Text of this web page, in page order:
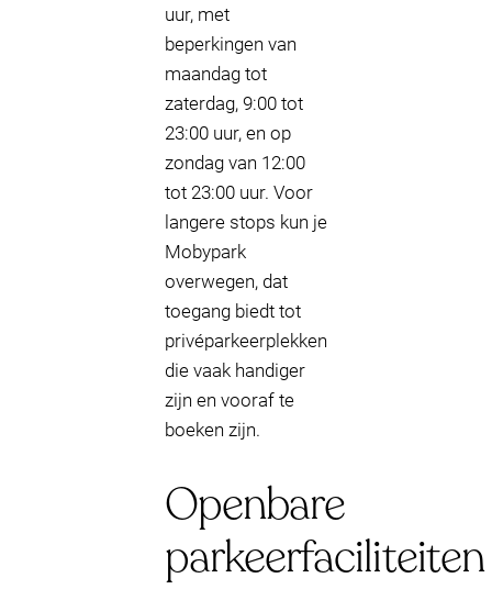
uur, met
beperkingen van
maandag tot
zaterdag, 9:00 tot
23:00 uur, en op
zondag van 12:00
tot 23:00 uur. Voor
langere stops kun je
Mobypark
overwegen, dat
toegang biedt tot
privéparkeerplekken
die vaak handiger
zijn en vooraf te
boeken zijn.
Openbare
parkeerfaciliteiten